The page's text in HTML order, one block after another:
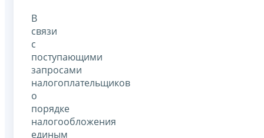
В
связи
с
поступающими
запросами
налогоплательщиков
о
порядке
налогообложения
единым